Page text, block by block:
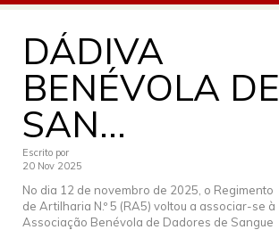
DÁDIVA
BENÉVOLA DE
SAN...
Escrito por
20 Nov 2025
No dia 12 de novembro de 2025, o Regimento
de Artilharia N.º 5 (RA5) voltou a associar-se à
Associação Benévola de Dadores de Sangue